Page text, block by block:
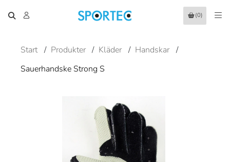
(0)
Start / Produkter / Kläder / Handskar /
Sauerhandske Strong S